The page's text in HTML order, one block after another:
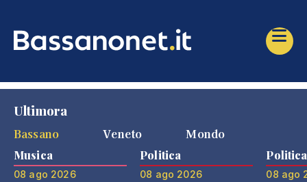
Ultimora
Bassano
Veneto Mondo
Musica
08 ago 2026
Politica
08 ago 2026
Politica
08 ago